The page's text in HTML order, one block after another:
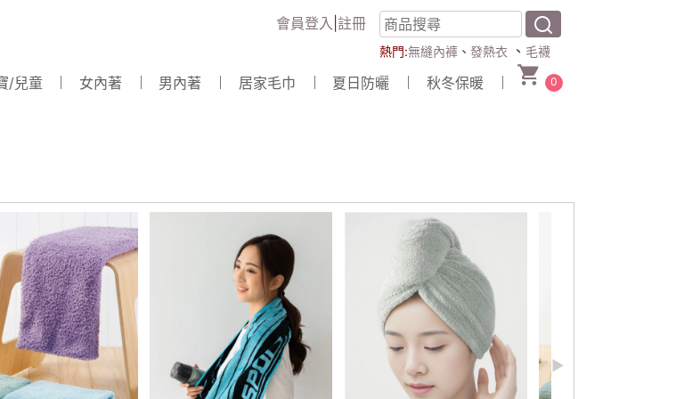
會員登入 註冊
熱門:無縫內褲 、 發熱衣 、 毛襪
/兒童 女內著 男內著 居家毛巾 夏日防曬 秋冬保暖 0